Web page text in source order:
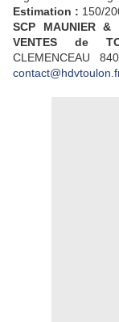
Estimation : 150/
SCP MAUNIER &
VENTES de
CLEMENCEAU